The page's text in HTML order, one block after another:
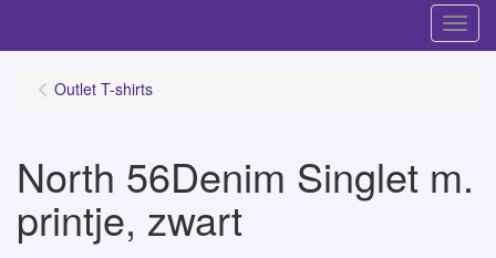
Menu
Outlet T-shirts
North 56Denim Singlet m.
printje, zwart